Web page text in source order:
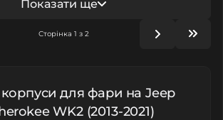
Показати ще
Сторінка 1 з 2
для фари на Jeep
WK2 (2013-2021)